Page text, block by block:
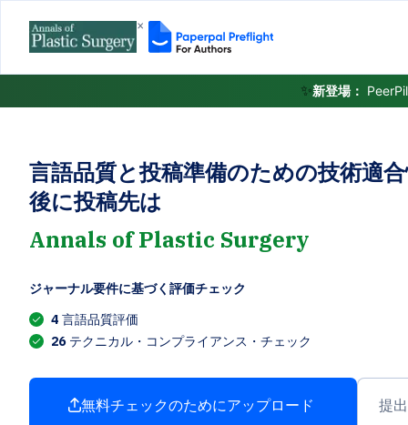
×
✨新登場：
言語品質と投稿準備のための技術適
後に投稿先は
Annals of Plastic Surgery
ジャーナル要件に基づく評価チェック
4 言語品質評価
26 テクニカル・コンプライアンス・チェック
Arrow Up From Bracket
無料チェックのためにアップロード 提